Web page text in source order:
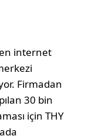
internet
Firmadan
30 bin
için THY